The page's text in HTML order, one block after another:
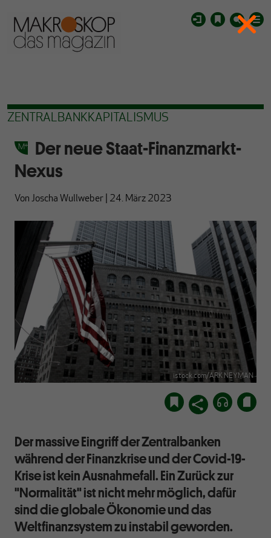
ZENTRALBANKKAPITALISMUS
Der neue Staat-Finanzmarkt-
Nexus
Von Joscha Wullweber 24. März 2023
istock.com/ARK NEYMAN
Der massive Eingriff der Zentralbanken
während der Finanzkrise und der Covid-19-
Krise ist kein Ausnahmefall. Ein Zurück zur
"Normalität" ist nicht mehr möglich, dafür
sind die globale Ökonomie und das
Weltfinanzsystem zu instabil geworden.